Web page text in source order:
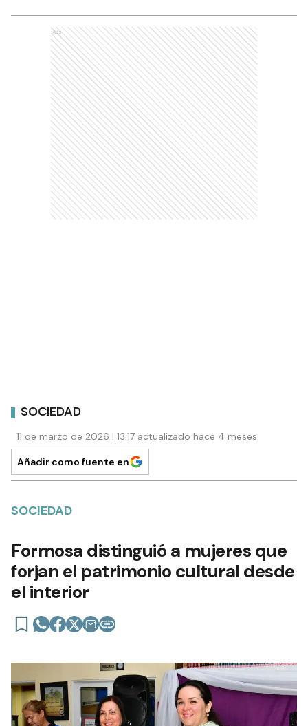
Ads
SOCIEDAD
11 de marzo de 2026 | 13:17 actualizado hace 4 meses
Añadir como fuente en
SOCIEDAD
Formosa distinguió a mujeres que
forjan el patrimonio cultural desde
el interior